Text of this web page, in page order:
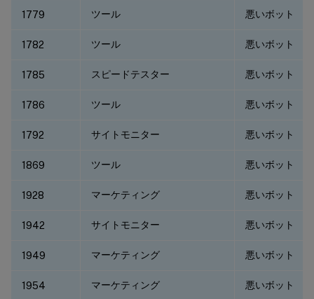
1779 ツール 悪いボット
1782 ツール 悪いボット
1785 スピードテスター 悪いボット
1786 ツール 悪いボット
1792 サイトモニター 悪いボット
1869 ツール 悪いボット
1928 マーケティング 悪いボット
1942 サイトモニター 悪いボット
1949 マーケティング 悪いボット
1954 マーケティング 悪いボット